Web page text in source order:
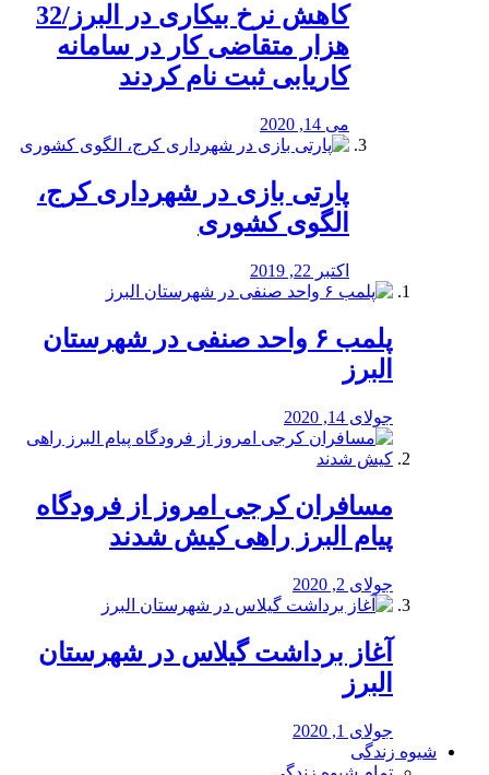
کاهش نرخ بیکاری در البرز/32
هزار متقاضی کار در سامانه
کاریابی ثبت نام کردند
می 14, 2020
پارتی بازی در شهرداری کرج،
الگوی کشوری
اکتبر 22, 2019
پلمب ۶ واحد صنفی در شهرستان
البرز
جولای 14, 2020
مسافران کرجی امروز از فرودگاه
پیام البرز راهی کیش شدند
جولای 2, 2020
آغاز برداشت گیلاس در شهرستان
البرز
جولای 1, 2020
شیوه زندگی